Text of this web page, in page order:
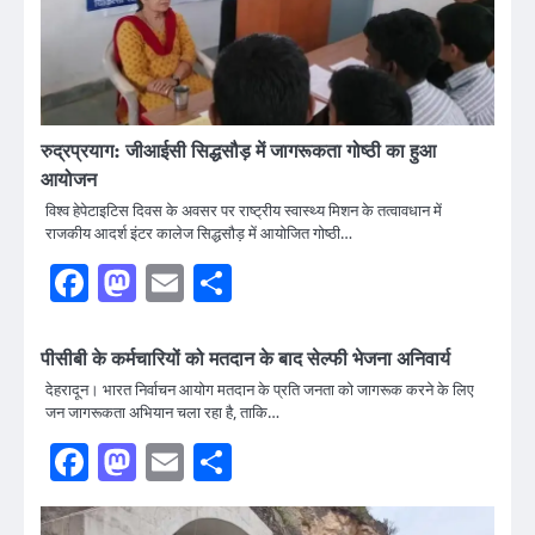
रुद्रप्रयाग: जीआईसी सिद्धसौड़ में जागरूकता गोष्ठी का हुआ
आयोजन
विश्व हेपेटाइटिस दिवस के अवसर पर राष्ट्रीय स्वास्थ्य मिशन के तत्वावधान में
राजकीय आदर्श इंटर कालेज सिद्धसौड़ में आयोजित गोष्ठी…
Facebook
Mastodon
Email
पीसीबी के कर्मचारियों को मतदान के बाद सेल्फी भेजना अनिवार्य
देहरादून। भारत निर्वाचन आयोग मतदान के प्रति जनता को जागरूक करने के लिए
जन जागरूकता अभियान चला रहा है, ताकि…
Facebook
Mastodon
Email